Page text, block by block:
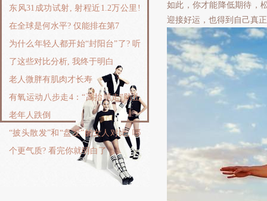
东风31成功试射, 射程近1.2万公里!
在全球是何水平? 仅能排在第7
为什么年轻人都开始“封阳台”了? 听
了这些对比分析, 我终于明白
老人微胖有肌肉才长寿
有氧运动八步走4：“高抬腿走”防止
老年人跌倒
“披头散发”和“盘发”的女人对比, 哪
个更气质? 看完你就明白了
如此，你才能降低期待，
迎接好运，也得到自己真